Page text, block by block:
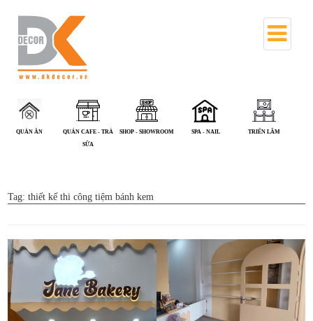
QUÁN CAFE - TRÀ
SHOP - SHOWROOM SPA - NAIL TRIỂN LÃM VĂN PHÒNG
Tag:thiết kế thi công tiệm bánh kem